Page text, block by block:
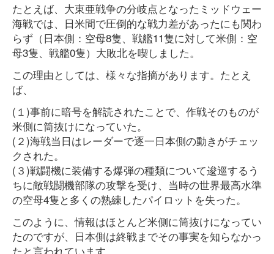
たとえば、大東亜戦争の分岐点となったミッドウェー
海戦では、日米間で圧倒的な戦力差があったにも関わ
らず（日本側：空母8隻、戦艦11隻に対して米側：空
母3隻、戦艦0隻）大敗北を喫しました。
この理由としては、様々な指摘があります。たとえ
ば、
(１)事前に暗号を解読されたことで、作戦そのものが
米側に筒抜けになっていた。
(２)海戦当日はレーダーで逐一日本側の動きがチェッ
クされた。
(３)戦闘機に装備する爆弾の種類について逡巡するう
ちに敵戦闘機部隊の攻撃を受け、当時の世界最高水準
の空母4隻と多くの熟練したパイロットを失った。
このように、情報はほとんど米側に筒抜けになってい
たのですが、日本側は終戦までその事実を知らなかっ
たと言われています。